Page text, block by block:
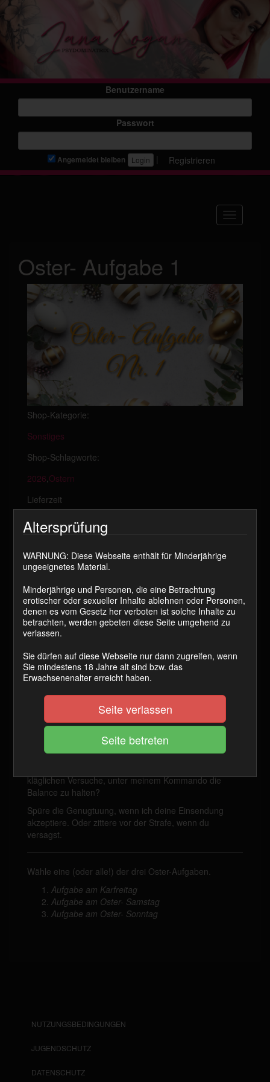
Benutzername
Passwort
Angemeldet bleiben | Registrieren
Oster- Aufgabe 1
Shop-Kategorie:
Sonstiges
Shop-Schlagworte:
2026 Ostern
Lieferzeit
Sofort Download
NUR300 Coins
JETZT KAUFEN
Eier-Lektion?
Ostern ist für die Meisten ein Fest der Familie und der
absoluten Unterwerfung. Ich habe keine Lust auf bunte
Bildchen – ich will sehen, wie du für meine Belustigung
leidest und funktionierst.
Beweise deine Hingabe: Worte sind billig. Meine
Osteraufgaben fordern Taten. Werde ich deine
kläglichen Versuche, unter meinem Kommando die
Balance zu halten?
Spüre die Genugtuung, wenn ich deine Einsendung
akzeptiere. Oder zittere vor der Strafe, wenn du
versagst.
Wähle eine (oder alle!) der drei Oster-Aufgaben.
Aufgabe am Karfreitag
Aufgabe am Oster- Samstag
Aufgabe am Oster- Sonntag
NUTZUNGSBEDINGUNGEN
JUGENDSCHUTZ
DATENSCHUTZ
Altersprüfung
WARNUNG: Diese Webseite enthält für Minderjährige
ungeeignetes Material.
Minderjährige und Personen, die eine Betrachtung
erotischer oder sexueller Inhalte ablehnen oder Personen,
denen es vom Gesetz her verboten ist solche Inhalte zu
betrachten, werden gebeten diese Seite umgehend zu
verlassen.
Sie dürfen auf diese Webseite nur dann zugreifen, wenn
Sie mindestens 18 Jahre alt sind bzw. das
Erwachsenenalter erreicht haben.
Seite verlassen